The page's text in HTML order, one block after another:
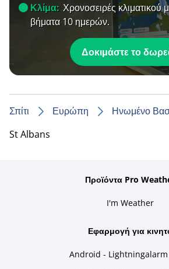
Κλίμα: Χρονοσειρές κλιματικού
βήματα 10 ημερών.
Δοκιμάστε το
Σπίτι Ευρώπη
Ηνωμένο
St Albans
Προϊόντα Pro
I'm Weather
Εφαρμογή για
Android - Lightningalarm